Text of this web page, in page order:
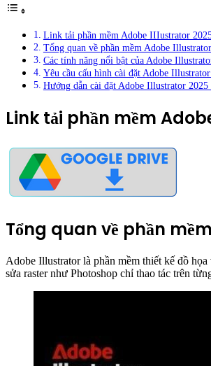
Link tải phần mềm Adobe IIIustrator
Tổng quan về phần mềm Adobe Illustrator
Các tính năng nổi bật của Adobe
Yêu cầu cấu hình cài đặt Adobe
Hướng dẫn cài đặt Adobe Illustrator
Link tải phần mềm
Tổng quan về phần
Adobe Illustrator là phần mềm thiết kế đồ
sửa raster như Photoshop chỉ thao tác trên